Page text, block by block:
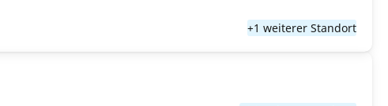
+1 weiterer Standort